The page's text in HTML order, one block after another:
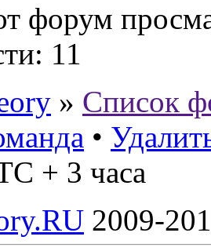
форум
11
» Список
•
+ 3 часа
2009-